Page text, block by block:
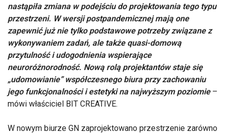
nastąpiła zmiana w podejściu do projektowania tego typu
przestrzeni. W wersji postpandemicznej mają one
zapewnić już nie tylko podstawowe potrzeby związane z
wykonywaniem zadań, ale także quasi-domową
przytulność i udogodnienia wspierające
neuroróżnorodność. Nową rolą projektantów staje się
„udomowianie” współczesnego biura przy zachowaniu
jego funkcjonalności i estetyki na najwyższym poziomie–
mówi właściciel BIT CREATIVE.
W nowym biurze GN zaprojektowano przestrzenie zarówno